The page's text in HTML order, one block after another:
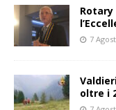
Rotary
7
oltre i